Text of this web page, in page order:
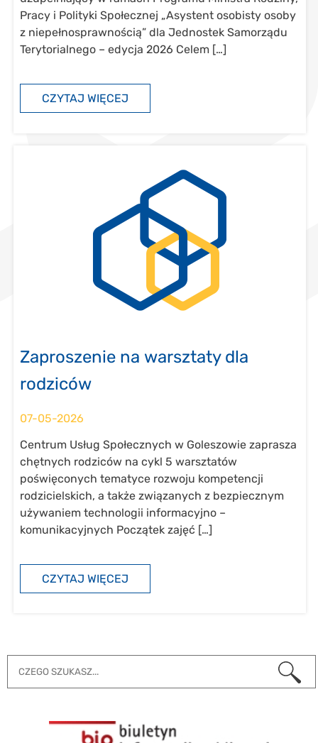
Pracy i Polityki Społecznej „Asystent osobisty osoby
z niepełnosprawnością” dla Jednostek Samorządu
Terytorialnego – edycja 2026 Celem […]
CZYTAJ WIĘCEJ
Zaproszenie na warsztaty dla
rodziców
07-05-2026
Centrum Usług Społecznych w Goleszowie zaprasza
chętnych rodziców na cykl 5 warsztatów
poświęconych tematyce rozwoju kompetencji
rodzicielskich, a także związanych z bezpiecznym
używaniem technologii informacyjno –
komunikacyjnych Początek zajęć […]
CZYTAJ WIĘCEJ